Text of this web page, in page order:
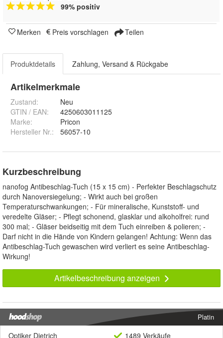
99% positiv
Merken Preis vorschlagen Teilen
Produktdetails Zahlung, Versand & Rückgabe
Artikelmerkmale
Zustand:
Neu
GTIN / EAN:
4250603011125
Marke:
Pricon
Hersteller Nr.:
56057-10
Kurzbeschreibung
nanofog Antibeschlag-Tuch (15 x 15 cm) - Perfekter Beschlagschutz
durch Nanoversiegelung; - Wirkt auch bei großen
Temperaturschwankungen; - Für mineralische, Kunststoff- und
veredelte Gläser; - Pflegt schonend, glasklar und alkoholfrei: rund
300 mal; - Gläser beidseitig mit dem Tuch einreiben & polieren; -
Darf nicht in die Hände von Kindern gelangen! Achtung: Wenn das
Antibeschlag-Tuch gewaschen wird verliert es seine Antibeschlag-
Wirkung!
Artikelbeschreibung anzeigen
Platin
Optiker Dietrich
1489 Verkäufe